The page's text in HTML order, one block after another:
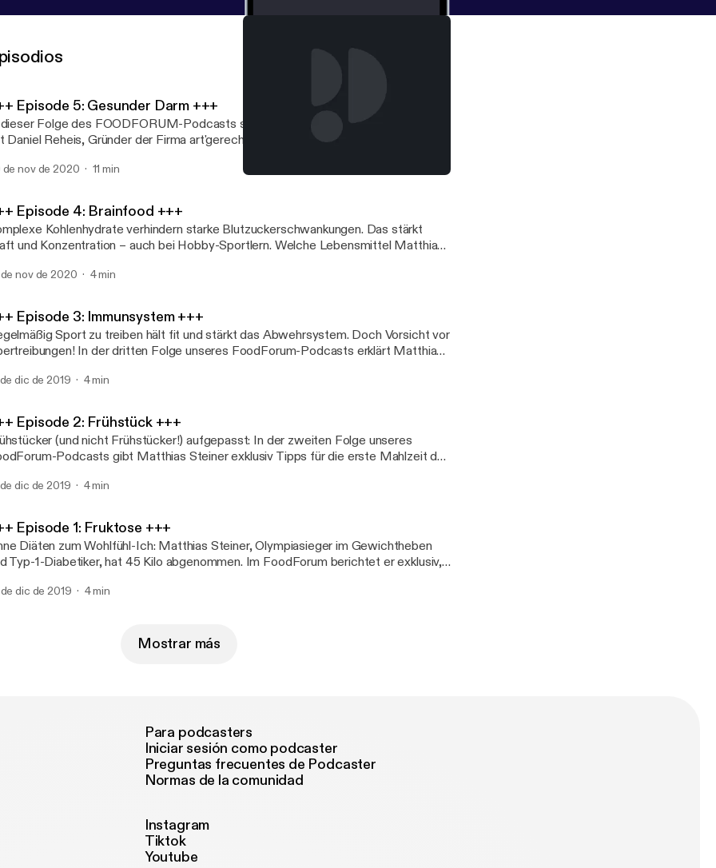
Episode 5: Gesunder Darm +++
Folge des FOODFORUM-Podcasts spricht Redakteurin Merle Schonvogel
Daniel Reheis, Gründer der Firma art'gerecht. Es geht um das Thema "gesunder
de nov de 2020 11 min
Episode 4: Brainfood +++
Kohlenhydrate verhindern starke Blutzuckerschwankungen. Das stärkt
und Konzentration – auch bei Hobby-Sportlern. Welche Lebensmittel Matthias
beim Anhören! © Südwest Verlag
nov de 2020 4 min
Episode 3: Immunsystem +++
Sport zu treiben hält fit und stärkt das Abwehrsystem. Doch Vorsicht vor
In der dritten Folge unseres FoodForum-Podcasts erklärt Matthias
dic de 2019 4 min
Episode 2: Frühstück +++
(und nicht Frühstücker!) aufgepasst: In der zweiten Folge unseres
Podcasts gibt Matthias Steiner exklusiv Tipps für die erste Mahlzeit des
dic de 2019 4 min
Episode 1: Fruktose +++
Diäten zum Wohlfühl-Ich: Matthias Steiner, Olympiasieger im Gewichtheben
Typ-1-Diabetiker, hat 45 Kilo abgenommen. Im FoodForum berichtet er exklusiv,
es um Fruktose und ihre Tücken. Viel Spaß beim Anhören!
dic de 2019 4 min
Mostrar más
Para podcasters
Iniciar sesión como podcaster
Preguntas frecuentes de Podcaster
Normas de la comunidad
Instagram
Tiktok
Youtube